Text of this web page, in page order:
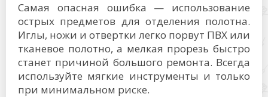
Самая опасная ошибка — использование
острых предметов для отделения полотна.
Иглы, ножи и отвертки легко порвут ПВХ или
тканевое полотно, а мелкая прорезь быстро
станет причиной большого ремонта. Всегда
используйте мягкие инструменты и только
при минимальном риске.